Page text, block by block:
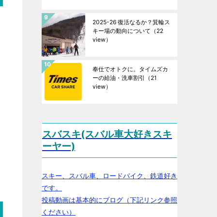
2025-26 復活なるか？箕輪ス
キー場の動向について （22
view）
奉仕でオトクに。タイムズカ
ーの給油・洗車割引 （21
view）
スバスキ(スバル車大好きスキ
ーヤー)
スキー、スバル車、ロードバイク、鉄道好き
です。
投稿動画は基本的にブログ（下記リンク参照
ください）